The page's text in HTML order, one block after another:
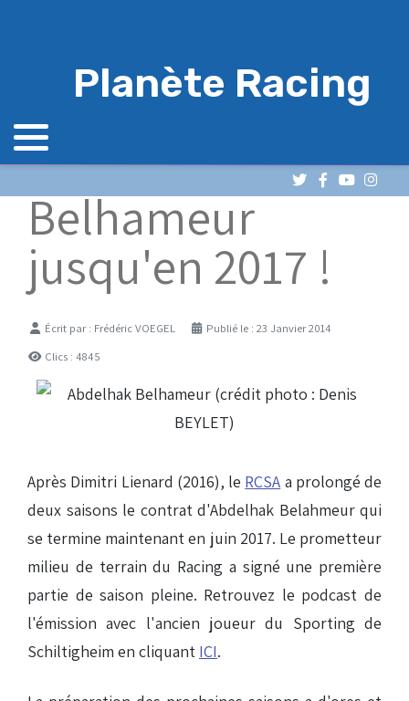
Planète Racing
Belhameur
jusqu'en 2017 !
DétailsÉcrit par : Frédéric VOEGEL
Publié le : 23 Janvier 2014
Clics : 4845
Après Dimitri Lienard (2016), le RCSA a prolongé de
deux saisons le contrat d'Abdelhak Belahmeur qui
se termine maintenant en juin 2017. Le prometteur
milieu de terrain du Racing a signé une première
partie de saison pleine. Retrouvez le podcast de
l'émission avec l'ancien joueur du Sporting de
Schiltigheim en cliquant ICI.